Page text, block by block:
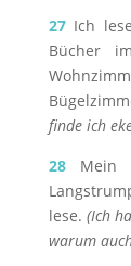
27Ich
Bücher
finde ich
28Mein
lese. (Ich
warum